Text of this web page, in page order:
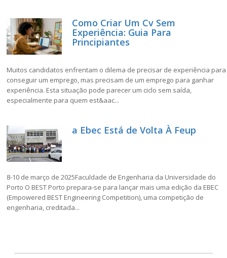
Como Criar Um Cv Sem
Experiência: Guia Para
Principiantes
Muitos candidatos enfrentam o dilema de precisar de experiência para
conseguir um emprego, mas precisam de um emprego para ganhar
experiência. Esta situação pode parecer um ciclo sem saída,
especialmente para quem est&aac...
a Ebec Está de Volta À Feup
8-10 de março de 2025Faculdade de Engenharia da Universidade do
Porto O BEST Porto prepara-se para lançar mais uma edição da EBEC
(Empowered BEST Engineering Competition), uma competição de
engenharia, creditada...